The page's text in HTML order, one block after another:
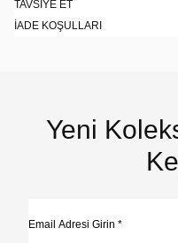
TAVSIYE ET
İADE KOŞULLARI
Yeni